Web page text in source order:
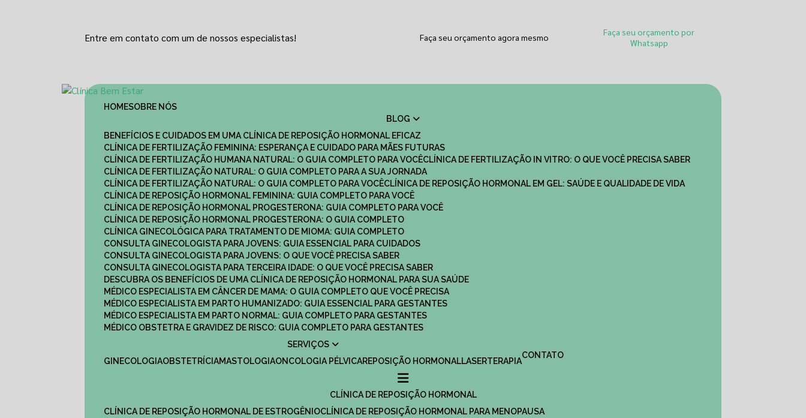
Entre em contato com um de nossos especialistas! Faça seu orçamento agora mesmo
Faça seu orçamento por
Whatsapp
HOME
SOBRE NÓS
BLOG
BENEFÍCIOS E CUIDADOS EM UMA CLÍNICA DE REPOSIÇÃO HORMONAL EFICAZ
CLÍNICA DE FERTILIZAÇÃO FEMININA: ESPERANÇA E CUIDADO PARA MÃES FUTURAS
CLÍNICA DE FERTILIZAÇÃO HUMANA NATURAL: O GUIA COMPLETO PARA VOCÊ
CLÍNICA DE FERTILIZAÇÃO IN VITRO: O QUE VOCÊ PRECISA SABER
CLÍNICA DE FERTILIZAÇÃO NATURAL: O GUIA COMPLETO PARA A SUA JORNADA
CLÍNICA DE FERTILIZAÇÃO NATURAL: O GUIA COMPLETO PARA VOCÊ
CLÍNICA DE REPOSIÇÃO HORMONAL EM GEL: SAÚDE E QUALIDADE DE VIDA
CLÍNICA DE REPOSIÇÃO HORMONAL FEMININA: GUIA COMPLETO PARA VOCÊ
CLÍNICA DE REPOSIÇÃO HORMONAL PROGESTERONA: GUIA COMPLETO PARA VOCÊ
CLÍNICA DE REPOSIÇÃO HORMONAL PROGESTERONA: O GUIA COMPLETO
CLÍNICA GINECOLÓGICA PARA TRATAMENTO DE MIOMA: GUIA COMPLETO
CONSULTA GINECOLOGISTA PARA JOVENS: GUIA ESSENCIAL PARA CUIDADOS
CONSULTA GINECOLOGISTA PARA JOVENS: O QUE VOCÊ PRECISA SABER
CONSULTA GINECOLOGISTA PARA TERCEIRA IDADE: O QUE VOCÊ PRECISA SABER
DESCUBRA OS BENEFÍCIOS DE UMA CLÍNICA DE REPOSIÇÃO HORMONAL PARA SUA SAÚDE
MÉDICO ESPECIALISTA EM CÂNCER DE MAMA: O GUIA COMPLETO QUE VOCÊ PRECISA
MÉDICO ESPECIALISTA EM PARTO HUMANIZADO: GUIA ESSENCIAL PARA GESTANTES
MÉDICO ESPECIALISTA EM PARTO NORMAL: GUIA COMPLETO PARA GESTANTES
MÉDICO OBSTETRA E GRAVIDEZ DE RISCO: GUIA COMPLETO PARA GESTANTES
SERVIÇOS
GINECOLOGIA
OBSTETRÍCIA MASTOLOGIA ONCOLOGIA PÉLVICA REPOSIÇÃO HORMONAL LASERTERAPIA
CONTATO
CLÍNICA DE REPOSIÇÃO HORMONAL
CLÍNICA DE REPOSIÇÃO HORMONAL DE ESTROGÊNIO
CLÍNICA DE REPOSIÇÃO HORMONAL PARA MENOPAUSA